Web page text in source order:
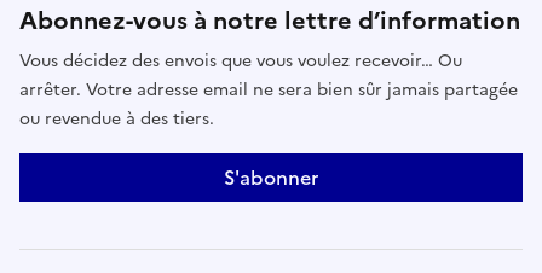
Abonnez-vous à notre lettre d’information
Vous décidez des envois que vous voulez recevoir… Ou
arrêter. Votre adresse email ne sera bien sûr jamais partagée
ou revendue à des tiers.
S'abonner